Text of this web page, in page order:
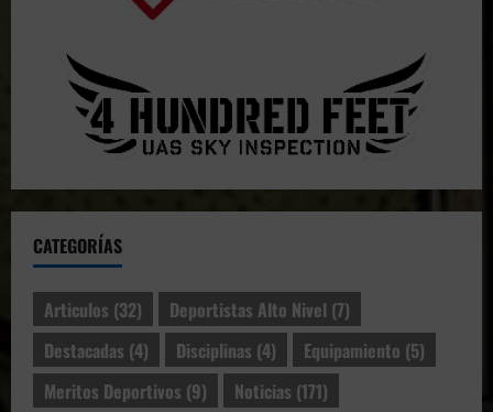
CATEGORÍAS
Articulos (32) Deportistas Alto Nivel (7)
Destacadas (4) Disciplinas (4) Equipamiento (5)
Meritos Deportivos (9) Noticias (171)